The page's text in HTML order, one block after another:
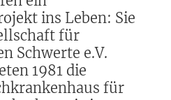
ins Leben: Sie
für
Schwerte e.V.
1981 die
für